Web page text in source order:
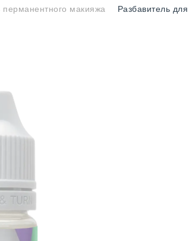
Корректоры
Ремуверы
перманентного макияжа Разбавитель